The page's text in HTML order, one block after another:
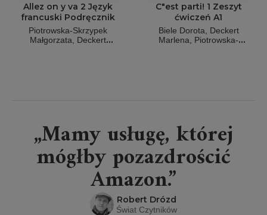
Allez on y va 2 Język
francuski Podręcznik
Piotrowska-Skrzypek
Małgorzata
Deckert
C"est parti! 1 Zeszyt
ćwiczeń A1
Biele Dorota
Deckert
Marlena
Piotrowska-
„Mamy usługę, której
mógłby pozazdrościć
Amazon.”
Robert Drózd
Świat Czytników